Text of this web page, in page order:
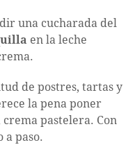
una cucharada del
en la leche
de postres, tartas y
la pena poner
pastelera. Con
a paso.